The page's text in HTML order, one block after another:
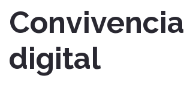
Convivencia
digital